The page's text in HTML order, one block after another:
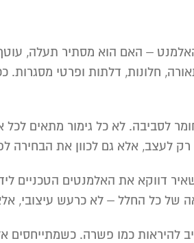
– האם הוא מסתיר תעלה,
חלונות, דלתות ופרטי
לסביבה. לא כל גימור מתאים
לעצב, אלא גם לכוון את הבחירה
של כל החלל – לא כרעש עיצובי,
להיראות כמו פשרה.